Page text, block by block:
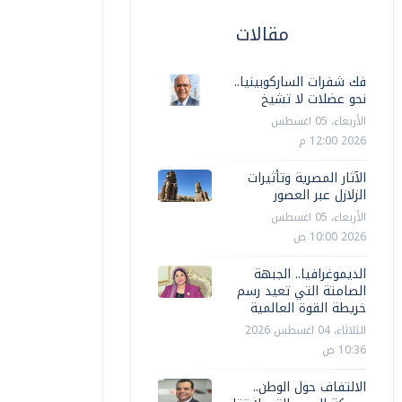
حوادث
ضبط شخصين لتعاطيهما المواد المخدرة
بالجيزة
أخبار مصر السبت، 25 يوليو 2026 10:22 م
مقالات
فك شفرات الساركوبينيا..
نحو عضلات لا تشيخ
الأربعاء، 05 اغسطس
2026 12:00 م
الآثار المصرية وتأثيرات
الزلازل عبر العصور
الأربعاء، 05 اغسطس
2026 10:00 ص
الديموغرافيا.. الجبهة
الصامتة التي تعيد رسم
خريطة القوة العالمية
الثلاثاء، 04 اغسطس 2026
10:36 ص
الالتفاف حول الوطن..